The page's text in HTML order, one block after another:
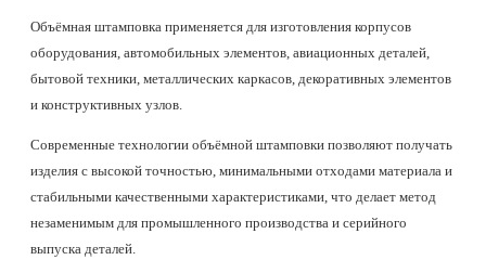
Объёмная штамповка применяется для изготовления корпусов
оборудования, автомобильных элементов, авиационных деталей,
бытовой техники, металлических каркасов, декоративных элементов
и конструктивных узлов.
Современные технологии объёмной штамповки позволяют получать
изделия с высокой точностью, минимальными отходами материала и
стабильными качественными характеристиками, что делает метод
незаменимым для промышленного производства и серийного
выпуска деталей.